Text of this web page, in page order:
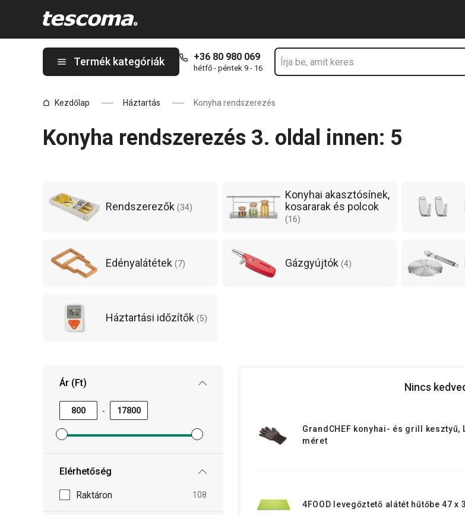
Termék kategóriák +36 80 980 069
hétfő - péntek 9 - 16
Kezdőlap Háztartás Konyha rendszerezés
Konyha rendszerezés 3. oldal innen: 5
Rendszerezők (34)
Konyhai akasztósínek,
kosararak és polcok
(16)
Edényalátétek (7) Gázgyújtók (4)
Háztartási időzítők (5)
Ár (Ft)
-
Minimum ár szűrő beállítása
Maximum ár szűrő beállítása
Elérhetőség
Raktáron 108
Nincs
GrandCHEF konyhai- és grill kesztyű,
méret
4FOOD levegőztető alátét hűtőbe 47 x